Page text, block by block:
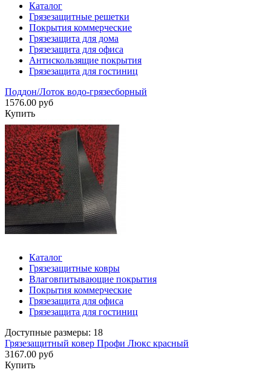
Каталог
Грязезащитные решетки
Покрытия коммерческие
Грязезащита для дома
Грязезащита для офиса
Антискользящие покрытия
Грязезащита для гостиниц
Поддон/Лоток водо-грязесборный
1576.00 руб
Купить
Каталог
Грязезащитные ковры
Влаговпитывающие покрытия
Покрытия коммерческие
Грязезащита для офиса
Грязезащита для гостиниц
Доступные размеры: 18
Грязезащитный ковер Профи Люкс красный
3167.00 руб
Купить